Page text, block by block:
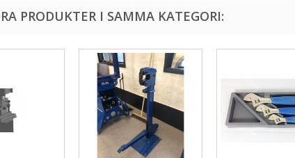
PRODUKTER I SAMMA KATEGORI: